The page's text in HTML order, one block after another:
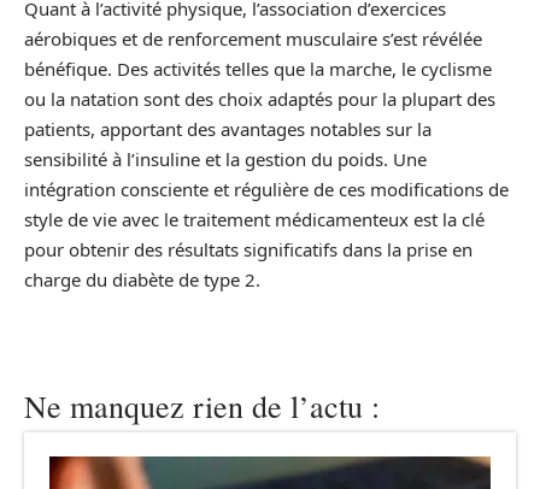
Quant à l’activité physique, l’association d’exercices
aérobiques et de renforcement musculaire s’est révélée
bénéfique. Des activités telles que la marche, le cyclisme
ou la natation sont des choix adaptés pour la plupart des
patients, apportant des avantages notables sur la
sensibilité à l’insuline et la gestion du poids. Une
intégration consciente et régulière de ces modifications de
style de vie avec le traitement médicamenteux est la clé
pour obtenir des résultats significatifs dans la prise en
charge du diabète de type 2.
Ne manquez rien de l’actu :